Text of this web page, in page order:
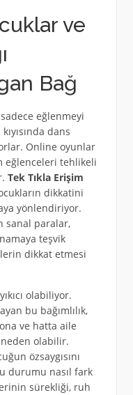
ve
Bağ
eğlenmeyi
dans
Online oyunlar
eğlenceleri tehlikeli
Tek Tıkla Erişim
dikkatini
yönlendiriyor.
sanal paralar,
teşvik
dikkat etmesi
olabiliyor.
bu bağımlılık,
ve hatta aile
olabilir.
özsaygısını
durumu nasıl fark
sürekliği, ruh